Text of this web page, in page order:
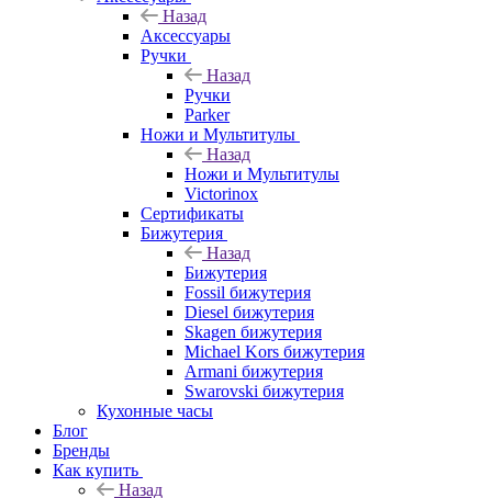
Назад
Аксессуары
Ручки
Назад
Ручки
Parker
Ножи и Мультитулы
Назад
Ножи и Мультитулы
Victorinox
Сертификаты
Бижутерия
Назад
Бижутерия
Fossil бижутерия
Diesel бижутерия
Skagen бижутерия
Michael Kors бижутерия
Armani бижутерия
Swarovski бижутерия
Кухонные часы
Блог
Бренды
Как купить
Назад